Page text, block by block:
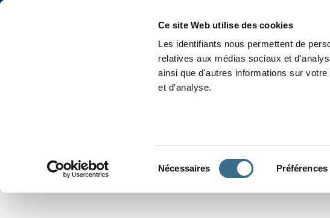
Ce site Web utilise des cookies
Les identifiants nous permettent de
relatives aux médias sociaux et
ainsi que d'autres informations sur
et d'analyse.
Nécessaires Préférences